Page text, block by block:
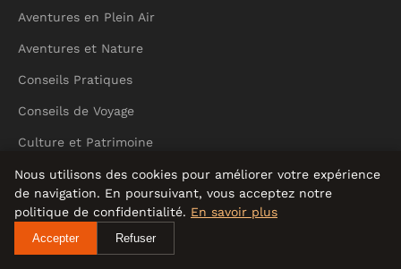
Aventures en Plein Air
Aventures et Nature
Conseils Pratiques
Conseils de Voyage
Culture et Patrimoine
Culture et Traditions
Destinations de Voyage
Festivals et Événements
Nous utilisons des cookies pour améliorer votre expérience
de navigation. En poursuivant, vous acceptez notre
politique de confidentialité. En savoir plus
Accepter Refuser